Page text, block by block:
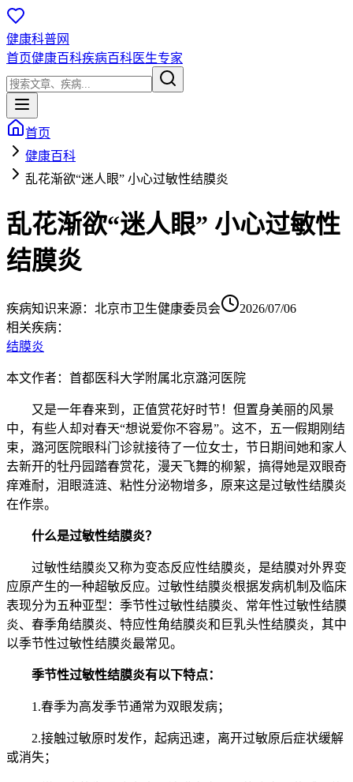
健康科普网
首页健康百科疾病百科医生专家
首页
健康百科
乱花渐欲“迷人眼” 小心过敏性结膜炎
乱花渐欲“迷人眼” 小心过敏性
结膜炎
疾病知识来源： 北京市卫生健康委员会
2026/07/06
相关疾病：
结膜炎
本文作者：首都医科大学附属北京潞河医院
又是一年春来到，正值赏花好时节！但置身美丽的风景
中，有些人却对春天“想说爱你不容易”。这不，五一假期刚结
束，潞河医院眼科门诊就接待了一位女士，节日期间她和家人
去新开的牡丹园踏春赏花，漫天飞舞的柳絮，搞得她是双眼奇
痒难耐，泪眼涟涟、粘性分泌物增多，原来这是过敏性结膜炎
在作祟。
什么是过敏性结膜炎？
过敏性结膜炎又称为变态反应性结膜炎，是结膜对外界变
应原产生的一种超敏反应。过敏性结膜炎根据发病机制及临床
表现分为五种亚型：季节性过敏性结膜炎、常年性过敏性结膜
炎、春季角结膜炎、特应性角结膜炎和巨乳头性结膜炎，其中
以季节性过敏性结膜炎最常见。
季节性过敏性结膜炎有以下特点：
1.春季为高发季节通常为双眼发病；
2.接触过敏原时发作，起病迅速，离开过敏原后症状缓解
或消失；